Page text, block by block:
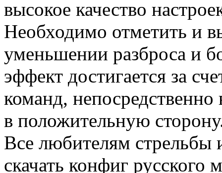
высокое качество
Необходимо отметить и
уменьшении разброса и
эффект достигается за
команд,
в положительную
Все любителям стрельбы
скачать конфиг русского